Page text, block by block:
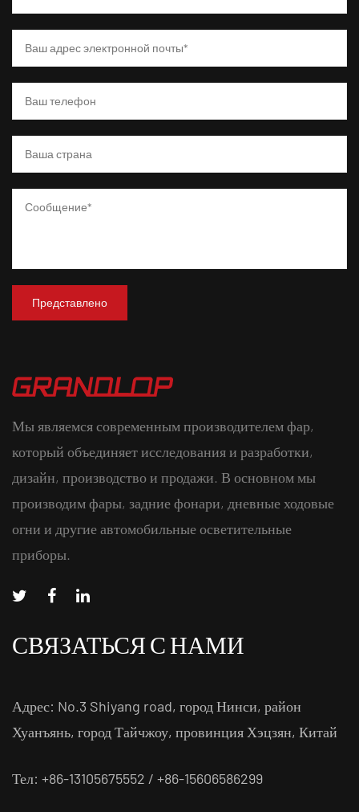
Мы являемся современным производителем фар,
который объединяет исследования и разработки,
дизайн, производство и продажи. В основном мы
производим фары, задние фонари, дневные ходовые
огни и другие автомобильные осветительные
приборы.
СВЯЗАТЬСЯ С НАМИ
Адрес: No.3 Shiyang road, город Нинси, район
Хуанъянь, город Тайчжоу, провинция Хэцзян, Китай
Тел: +86-13105675552 / +86-15606586299